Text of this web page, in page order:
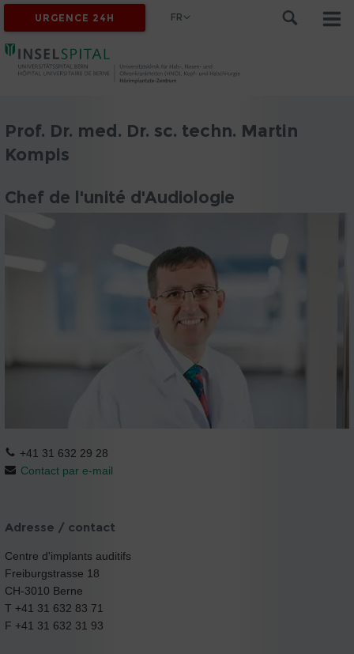
URGENCE 24H FR
Prof. Dr. med. Dr. sc. techn. Martin
Kompis
Chef de l'unité d'Audiologie
+41 31 632 29 28
Contact par e-mail
Adresse / contact
Centre d'implants auditifs
Freiburgstrasse 18
CH-3010 Berne
T +41 31 632 83 71
F +41 31 632 31 93